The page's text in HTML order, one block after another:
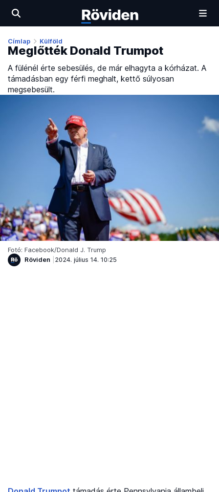
Címlap Külföld
Meglőtték Donald Trumpot
A fülénél érte sebesülés, de már elhagyta a kórházat. A
támadásban egy férfi meghalt, kettő súlyosan
megsebesült.
Fotó: Facebook/Donald J. Trump
Röviden
2024. július 14. 10:25